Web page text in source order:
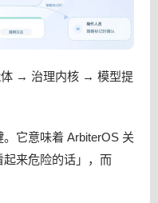
体 → 治理内核 → 模型提
它意味着 ArbiterOS 关
来危险的话」，而